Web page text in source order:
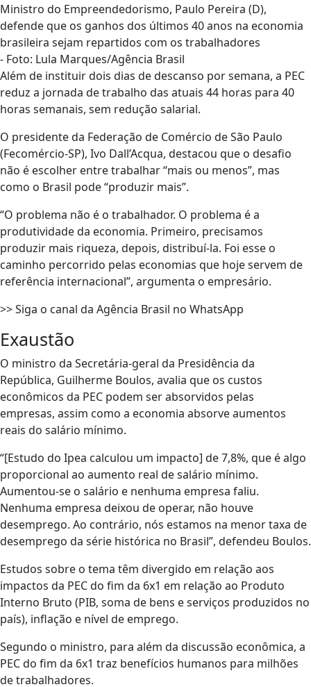
Ministro do Empreendedorismo, Paulo Pereira (D),
defende que os ganhos dos últimos 40 anos na economia
brasileira sejam repartidos com os trabalhadores
- Foto: Lula Marques/Agência Brasil
Além de instituir dois dias de descanso por semana, a PEC
reduz a jornada de trabalho das atuais 44 horas para 40
horas semanais, sem redução salarial.
O presidente da Federação de Comércio de São Paulo
(Fecomércio-SP), Ivo Dall’Acqua, destacou que o desafio
não é escolher entre trabalhar “mais ou menos”, mas
como o Brasil pode “produzir mais”.
“O problema não é o trabalhador. O problema é a
produtividade da economia. Primeiro, precisamos
produzir mais riqueza, depois, distribuí-la. Foi esse o
caminho percorrido pelas economias que hoje servem de
referência internacional”, argumenta o empresário.
>> Siga o canal da Agência Brasil no WhatsApp
Exaustão
O ministro da Secretária-geral da Presidência da
República, Guilherme Boulos, avalia que os custos
econômicos da PEC podem ser absorvidos pelas
empresas, assim como a economia absorve aumentos
reais do salário mínimo.
“[Estudo do Ipea calculou um impacto] de 7,8%, que é algo
proporcional ao aumento real de salário mínimo.
Aumentou-se o salário e nenhuma empresa faliu.
Nenhuma empresa deixou de operar, não houve
desemprego. Ao contrário, nós estamos na menor taxa de
desemprego da série histórica no Brasil”, defendeu Boulos.
Estudos sobre o tema têm divergido em relação aos
impactos da PEC do fim da 6x1 em relação ao Produto
Interno Bruto (PIB, soma de bens e serviços produzidos no
país), inflação e nível de emprego.
Segundo o ministro, para além da discussão econômica, a
PEC do fim da 6x1 traz benefícios humanos para milhões
de trabalhadores.